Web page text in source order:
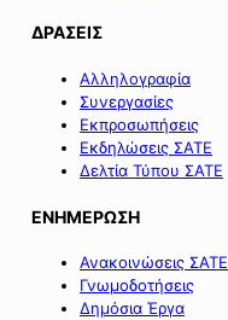
ΔΡΑΣΕΙΣ
Αλληλογραφία
Συνεργασίες
Εκπροσωπήσεις
Εκδηλώσεις ΣΑΤΕ
Δελτία Τύπου ΣΑΤΕ
ΕΝΗΜΕΡΩΣΗ
Ανακοινώσεις ΣΑΤΕ
Γνωμοδοτήσεις
Δημόσια Έργα